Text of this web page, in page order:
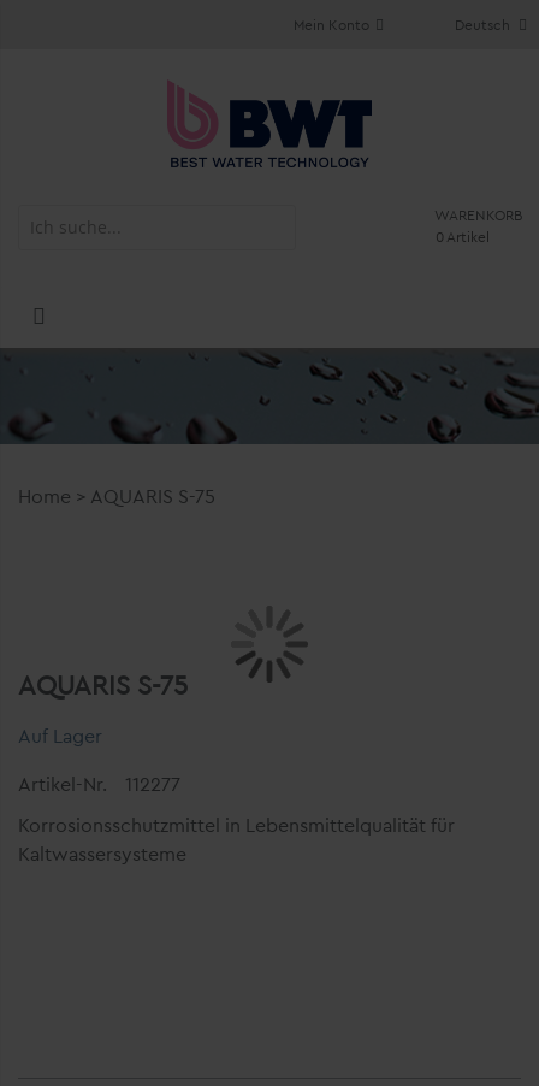
Deutsch
Mein Konto
WARENKORB
0 Artikel
Home > AQUARIS S-75
AQUARIS S-75
Auf Lager
Artikel-Nr.
112277
Korrosionsschutzmittel in Lebensmittelqualität für
Kaltwassersysteme